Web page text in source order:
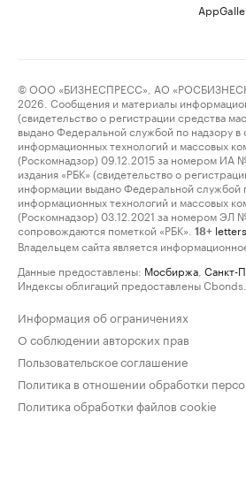
© ООО «БИЗНЕСПРЕСС», АО
2026. Сообщения и материалы
(свидетельство о регистрации средства
выдано Федеральной службой по надзору в
информационных технологий и массовых
(Роскомнадзор) 09.12.2015 за номером ИА
издания «РБК» (свидетельство о
информации выдано Федеральной службой
информационных технологий и массовых
(Роскомнадзор) 03.12.2021 за номером ЭЛ
сопровождаются пометкой «РБК».
18+
Владельцем сайта является
Данные предоставлены: Мосбиржа Санкт-
Индексы облигаций предоставлены Cbonds.
Информация об ограничениях
О соблюдении авторских прав
Пользовательское соглашение
Политика в отношении обработки
Политика обработки файлов cookie